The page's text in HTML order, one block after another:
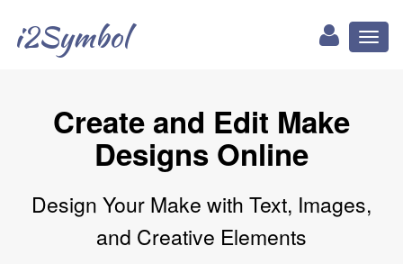
i2Symbol
Create and Edit Make
Designs Online
Design Your Make with Text, Images,
and Creative Elements